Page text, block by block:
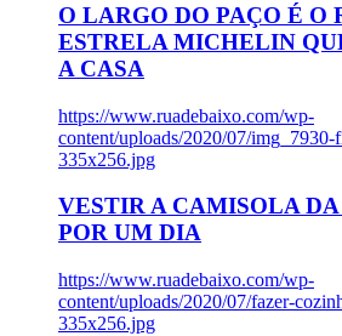
O LARGO DO PAÇO É O
ESTRELA MICHELIN
A CASA
https://www.ruadebaixo.com/wp-
content/uploads/2020/07/
335x256.jpg
VESTIR A CAMISOLA DA
POR UM DIA
https://www.ruadebaixo.com/wp-
content/uploads/2020/07/fazer-
335x256.jpg